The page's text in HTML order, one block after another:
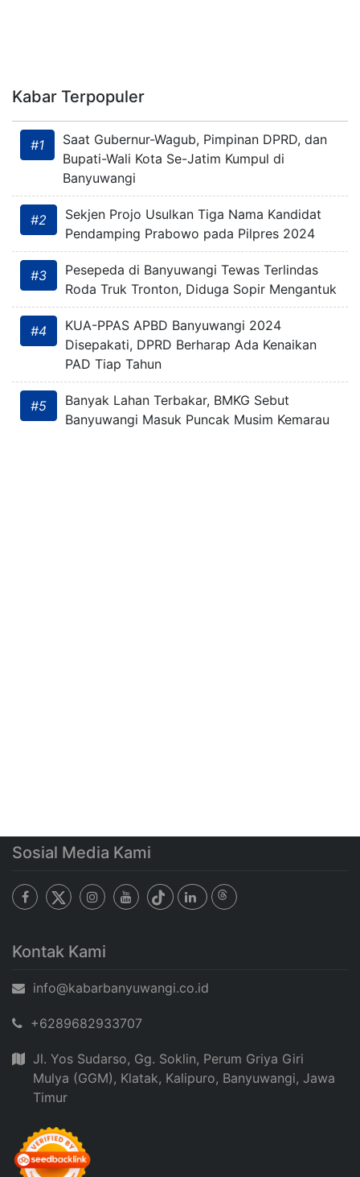
Kabar Terpopuler
#1
Saat Gubernur-Wagub, Pimpinan DPRD, dan
Bupati-Wali Kota Se-Jatim Kumpul di
Banyuwangi
#2
Sekjen Projo Usulkan Tiga Nama Kandidat
Pendamping Prabowo pada Pilpres 2024
#3
Pesepeda di Banyuwangi Tewas Terlindas
Roda Truk Tronton, Diduga Sopir Mengantuk
#4
KUA-PPAS APBD Banyuwangi 2024
Disepakati, DPRD Berharap Ada Kenaikan
PAD Tiap Tahun
#5
Banyak Lahan Terbakar, BMKG Sebut
Banyuwangi Masuk Puncak Musim Kemarau
Sosial Media Kami
Kontak Kami
info@kabarbanyuwangi.co.id
+6289682933707
Jl. Yos Sudarso, Gg. Soklin, Perum Griya Giri
Mulya (GGM), Klatak, Kalipuro, Banyuwangi, Jawa
Timur